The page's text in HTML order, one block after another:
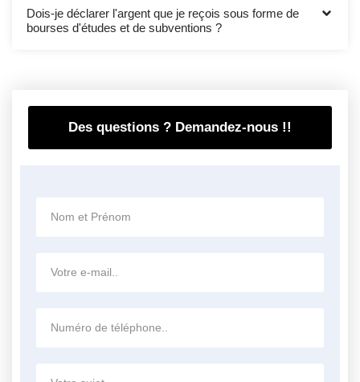
Dois-je déclarer l'argent que je reçois sous forme de
bourses d'études et de subventions ?
Des questions ? Demandez-nous !!